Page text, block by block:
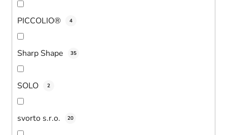
PICCOLIO® 4
Sharp Shape 35
SOLO 2
svorto s.r.o. 20